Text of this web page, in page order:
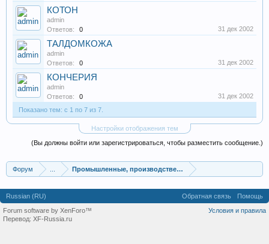
КОТОН
admin
Ответов:
0 31 дек 2002
ТАЛДОМКОЖА
admin
Ответов:
0 31 дек 2002
КОНЧЕРИЯ
admin
Ответов:
0
31 дек 2002
Показано тем: с 1 по 7 из 7.
Настройки отображения тем
(Вы должны войти или зарегистрироваться, чтобы разместить сообщение.)
Форум Промышленные, производственные и перерабатывающие
Russian (RU) Обратная связь
Помощь
Условия и правила
Forum software by XenForo™
Перевод: XF-Russia.ru